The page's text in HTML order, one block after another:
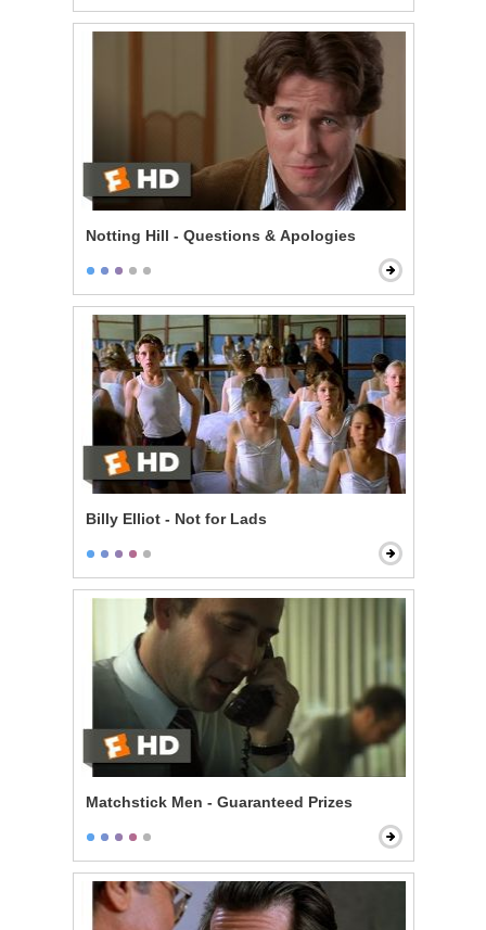
Notting Hill - Questions & Apologies
Billy Elliot - Not for Lads
Matchstick Men - Guaranteed Prizes